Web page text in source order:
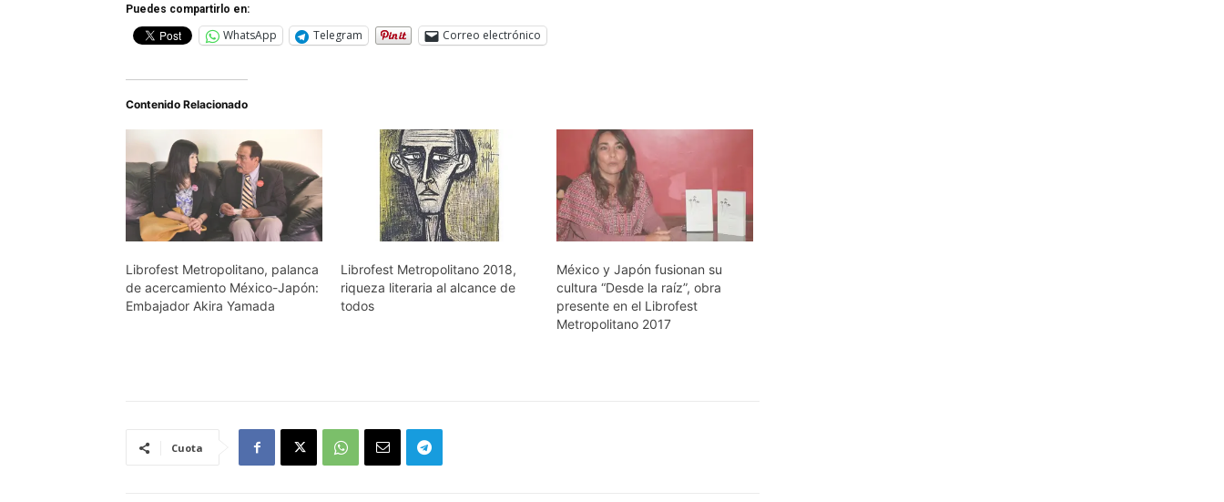
Puedes compartirlo en:
WhatsApp Telegram Correo electrónico
Contenido Relacionado
Librofest Metropolitano, palanca
de acercamiento México-Japón:
Embajador Akira Yamada
Librofest Metropolitano 2018,
riqueza literaria al alcance de
todos
México y Japón fusionan su
cultura “Desde la raíz”, obra
presente en el Librofest
Metropolitano 2017
Cuota